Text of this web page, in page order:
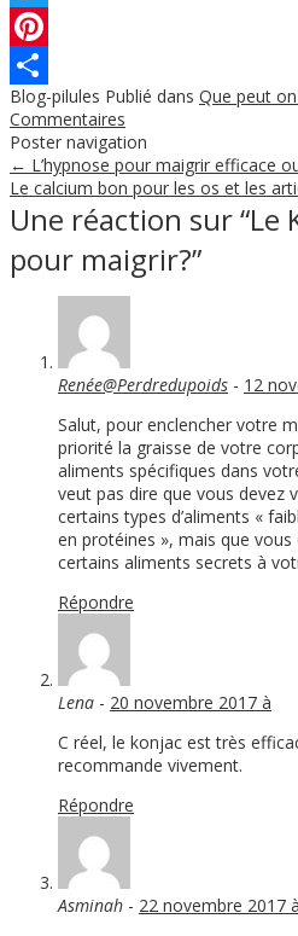
Twitter
Pinterest
Partager
Blog-pilules Publié dans Que peut
Commentaires
Poster navigation
← L’hypnose pour maigrir efficace
Le calcium bon pour les os et les
Une réaction sur “Le
pour maigrir?”
Renée@Perdredupoids - 12
Salut, pour enclencher votre
priorité la graisse de votre
aliments spécifiques dans
veut pas dire que vous devez
certains types d’aliments «
en protéines », mais que
certains aliments secrets à
Répondre
Lena - 20 novembre 2017 à
C réel, le konjac est très
recommande vivement.
Répondre
Asminah - 22 novembre 2017 à